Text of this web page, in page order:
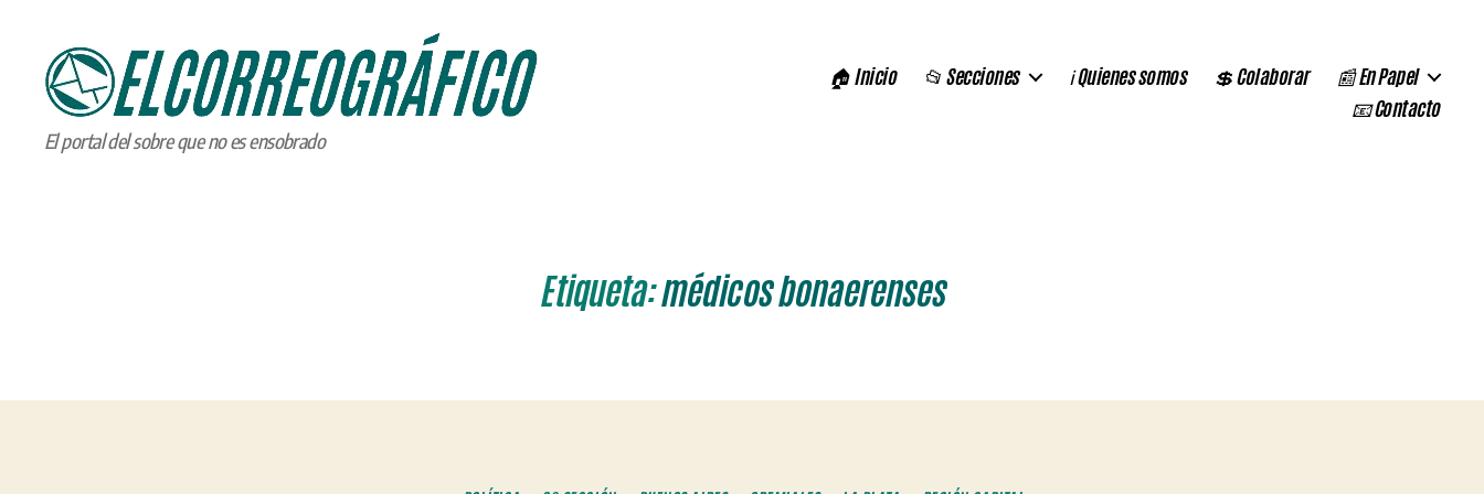
ELCORREOGRÁFICO
El portal del sobre que no es ensobrado
🏠 Inicio 📂 Secciones ℹ️ Quienes somos 💲 Colaborar
📰 En Papel
📧 Contacto
Etiqueta:médicos bonaerenses
Categorías